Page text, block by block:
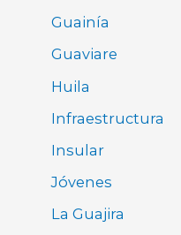
Guainía
Guaviare
Huila
Infraestructura
Insular
Jóvenes
La Guajira